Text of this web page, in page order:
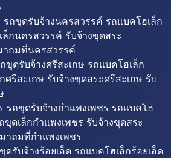
ถขุดรับจ้างนครสวรรค์ รถแบคโฮเล็ก
กนครสวรรค์ รับจ้างขุดสระ
าถมที่นครสวรรค์
ขุดรับจ้างศรีสะเกษ รถแบคโฮเล็ก
ศรีสะเกษ รับจ้างขุดสระศรีสะเกษ รับ
รถขุดรับจ้างกำแพงเพชร รถแบคโฮ
ขุดเล็กกำแพงเพชร รับจ้างขุดสระ
าถมที่กำแพงเพชร
ดรับจ้างร้อยเอ็ด รถแบคโฮเล็กร้อยเอ็ด